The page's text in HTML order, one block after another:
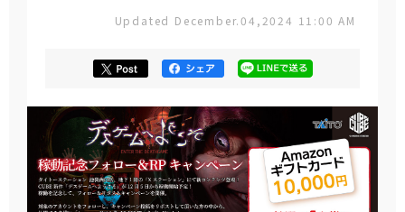
Updated December.04,2024 11:00 AM